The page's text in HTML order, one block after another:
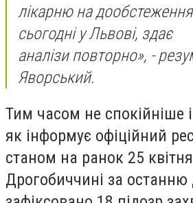
лікарню на
сьогодні у Львові, здає
аналізи повторно», -
Яворський.
Тим часом не спокійніше
як інформує офіційний
станом на ранок 25 квітня
Дрогобиччині за останню